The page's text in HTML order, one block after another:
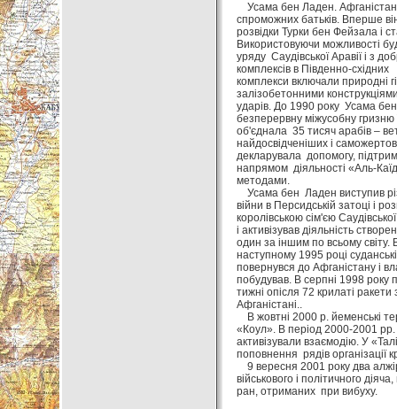
Усама бен Ладен. Афганістан
спроможних батьків. Вперше
розвідки Турки бен Фейзала і
Використовуючи можливості
уряду Саудівської Аравії і з
комплексів в Південно-
комплекси включали природні
залізобетонними
ударів. До 1990 року Усама
безперервну міжусобну гризню
об'єднала 35 тисяч арабів –
найдосвідченіших і
декларувала допомогу,
напрямом діяльності «Аль-
методами.
Усама бен Ладен виступив
війни в Персидській затоці і
королівською сім'єю
і активізував діяльність
один за іншим по всьому
наступному 1995 році
повернувся до Афганістану і
побудував. В серпні 1998 року
тижні опісля 72 крилаті
Афганістані..
В жовтні 2000 р. йеменські
«Коул». В період 2000-2001
активізували взаємодію. У
поповнення рядів організації
9 вересня 2001 року два
військового і політичного
ран, отриманих при вибуху.